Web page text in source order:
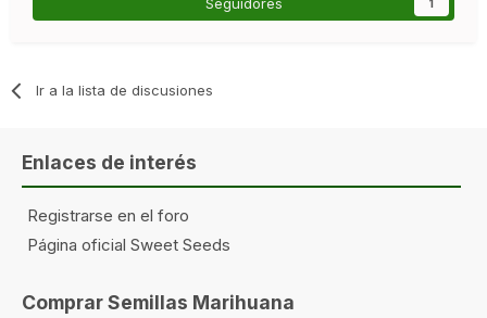
1
Ir a la lista de discusiones
Enlaces de interés
Registrarse en el foro
Página oficial Sweet Seeds
Comprar Semillas Marihuana